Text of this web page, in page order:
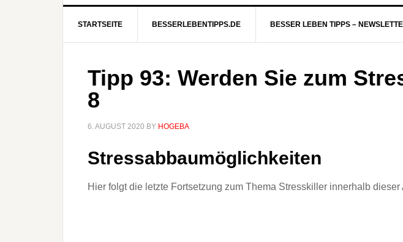
STARTSEITE BESSERLEBENTIPPS.DE BESSER LEBEN TIPPS –
Tipp 93: Werden Sie zum
8
6. AUGUST 2020 BY HOGEBA
Stressabbaumöglichkeiten
Hier folgt die letzte Fortsetzung zum Thema Stresskiller innerhalb dieser